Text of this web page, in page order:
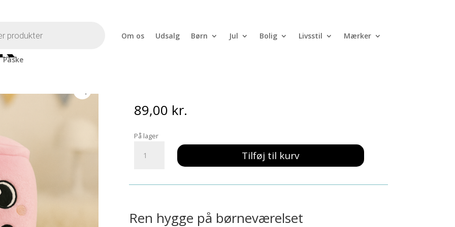
Om os Udsalg Børn Jul Bolig Livsstil Mærker
Påske– Pink
89,00 kr.
På lager
Tea
Tilføj til kurv
Ren hygge på børneværelset